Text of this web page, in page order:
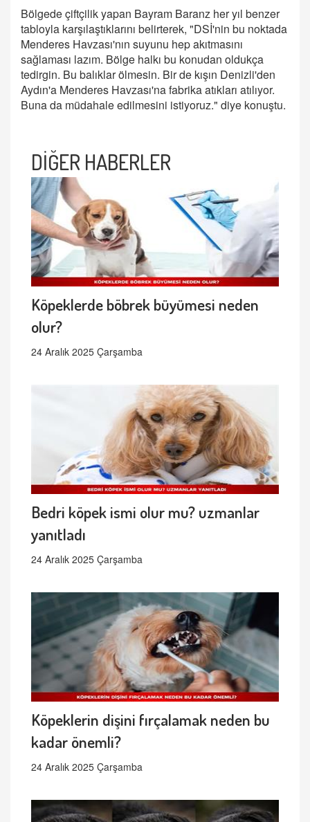
Bölgede çiftçilik yapan Bayram Baranz her yıl benzer
tabloyla karşılaştıklarını belirterek, "DSİ'nin bu noktada
Menderes Havzası'nın suyunu hep akıtmasını
sağlaması lazım. Bölge halkı bu konudan oldukça
tedirgin. Bu balıklar ölmesin. Bir de kışın Denizli'den
Aydın'a Menderes Havzası'na fabrika atıkları atılıyor.
Buna da müdahale edilmesini istiyoruz." diye konuştu.
DİĞER HABERLER
Köpeklerde böbrek büyümesi neden
olur?
24 Aralık 2025 Çarşamba
Bedri köpek ismi olur mu? uzmanlar
yanıtladı
24 Aralık 2025 Çarşamba
Köpeklerin dişini fırçalamak neden bu
kadar önemli?
24 Aralık 2025 Çarşamba